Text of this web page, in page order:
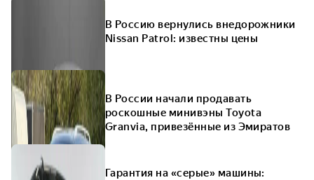
В Россию вернулись внедорожники
Nissan Patrol: известны цены
В России начали продавать
роскошные минивэны Toyota
Granvia, привезённые из Эмиратов
Гарантия на «серые» машины: